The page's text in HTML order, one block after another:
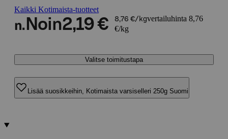
Kaikki Kotimaista-tuotteet
n. Noin2,19 € 8,76 €/kgvertailuhinta 8,76
€/kg
Valitse toimitustapa
Lisää suosikkeihin, Kotimaista varsiselleri 250g Suomi